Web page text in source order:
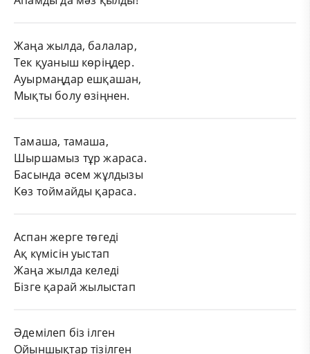
Жаңа жылда, балалар,
Тек қуаныш көріңдер.
Ауырмаңдар ешқашан,
Мықты болу өзіңнен.
Тамаша, тамаша,
Шыршамыз тұр жараса.
Басында әсем жұлдызы
Көз тоймайды қараса.
Аспан жерге төгеді
Ақ күмісін уыстап
Жаңа жылда келеді
Бізге қарай жылыстап
Әдемілеп біз ілген
Ойыншықтар тізілген